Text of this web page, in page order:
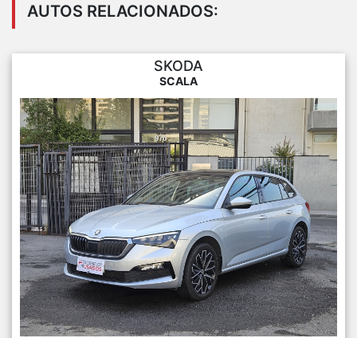
AUTOS RELACIONADOS:
SKODA
SCALA